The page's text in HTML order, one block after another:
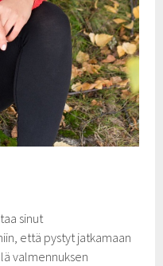
sinut
että pystyt jatkamaan
valmennuksen